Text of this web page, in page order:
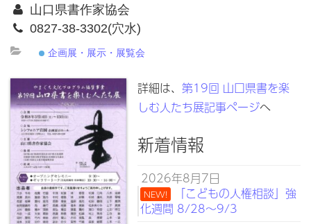
山口県書作家協会
0827-38-3302(穴水)
企画展・展示・展覧会
詳細は、第19回 山口県書を楽
しむ人たち展記事ページへ
新着情報
2026年8月7日
NEW!
「こどもの人権相談」強
化週間 8/28～9/3